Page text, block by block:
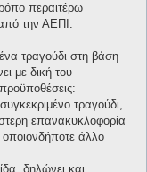
περαιτέρω
την ΑΕΠΙ.
τραγούδι στη βάση
με δική του
τραγούδι,
επανακυκλοφορία
άλλο
δηλώνει και